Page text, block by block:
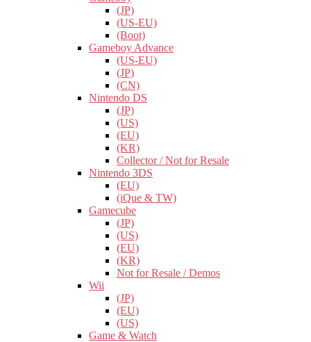
(JP)
(US-EU)
(Boot)
Gameboy Advance
(US-EU)
(JP)
(CN)
Nintendo DS
(JP)
(US)
(EU)
(KR)
Collector / Not for Resale
Nintendo 3DS
(EU)
(iQue & TW)
Gamecube
(JP)
(US)
(EU)
(KR)
Not for Resale / Demos
Wii
(JP)
(EU)
(US)
Game & Watch